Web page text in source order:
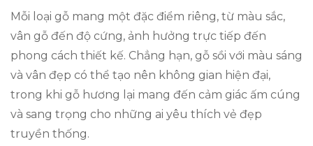
Mỗi loại gỗ mang một đặc điểm riêng, từ màu sắc,
vân gỗ đến độ cứng, ảnh hưởng trực tiếp đến
phong cách thiết kế. Chẳng hạn, gỗ sồi với màu sáng
và vân đẹp có thể tạo nên không gian hiện đại,
trong khi gỗ hương lại mang đến cảm giác ấm cúng
và sang trọng cho những ai yêu thích vẻ đẹp
truyền thống.